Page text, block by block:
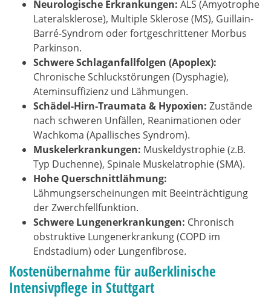
Neurologische Erkrankungen: ALS (Amyotrophe
Lateralsklerose), Multiple Sklerose (MS), Guillain-
Barré-Syndrom oder fortgeschrittener Morbus
Parkinson.
Schwere Schlaganfallfolgen (Apoplex):
Chronische Schluckstörungen (Dysphagie),
Ateminsuffizienz und Lähmungen.
Schädel-Hirn-Traumata & Hypoxien: Zustände
nach schweren Unfällen, Reanimationen oder
Wachkoma (Apallisches Syndrom).
Muskelerkrankungen: Muskeldystrophie (z.B.
Typ Duchenne), Spinale Muskelatrophie (SMA).
Hohe Querschnittlähmung:
Lähmungserscheinungen mit Beeinträchtigung
der Zwerchfellfunktion.
Schwere Lungenerkrankungen: Chronisch
obstruktive Lungenerkrankung (COPD im
Endstadium) oder Lungenfibrose.
Kostenübernahme für außerklinische
Intensivpflege in Stuttgart